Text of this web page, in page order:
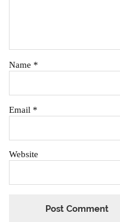
Name *
Email *
Website